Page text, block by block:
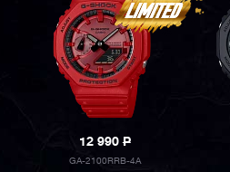
12 990P
GA-2100RRB-4A